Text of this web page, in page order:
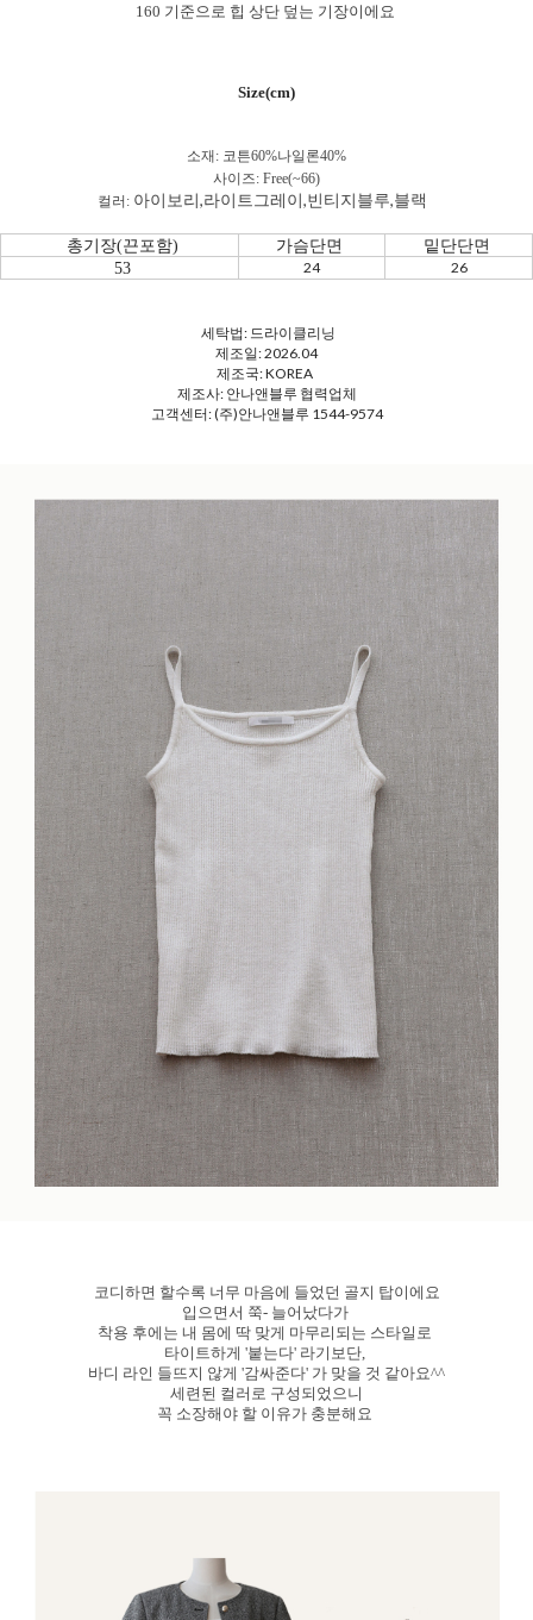
160 기준으로 힙 상단 덮는 기장이에요
Size(cm)
소재: 코튼60%나일론40%
사이즈: Free(~66)
컬러: 아이보리,라이트그레이,빈티지블루,블랙
총기장(끈포함) 가슴단면
밑단단면
53
24 26
세탁법: 드라이클리닝
제조일: 2026.04
제조국: KOREA
제조사: 안나앤블루 협력업체
고객센터: (주)안나앤블루 1544-9574
코디하면 할수록 너무 마음에 들었던 골지 탑이에요
입으면서 쭉- 늘어났다가
착용 후에는 내 몸에 딱 맞게 마무리되는 스타일로
타이트하게 '붙는다' 라기보단,
바디 라인 들뜨지 않게 '감싸준다' 가 맞을 것 같아요^^
세련된 컬러로 구성되었으니
꼭 소장해야 할 이유가 충분해요